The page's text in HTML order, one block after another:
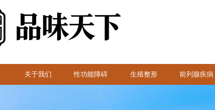
关于我们 性功能障碍 生殖整形 前列腺疾病